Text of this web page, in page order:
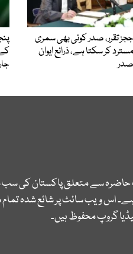
ججز تقرر، صدر کوئی بھی سمری
مسترد کر سکتا ہے، ذرائع ایوان
صدر
حاضرہ سے متعلق پاکستان کی سب
اس ویب سائٹ پر شائع شدہ تمام
گروپ محفوظ ہیں۔